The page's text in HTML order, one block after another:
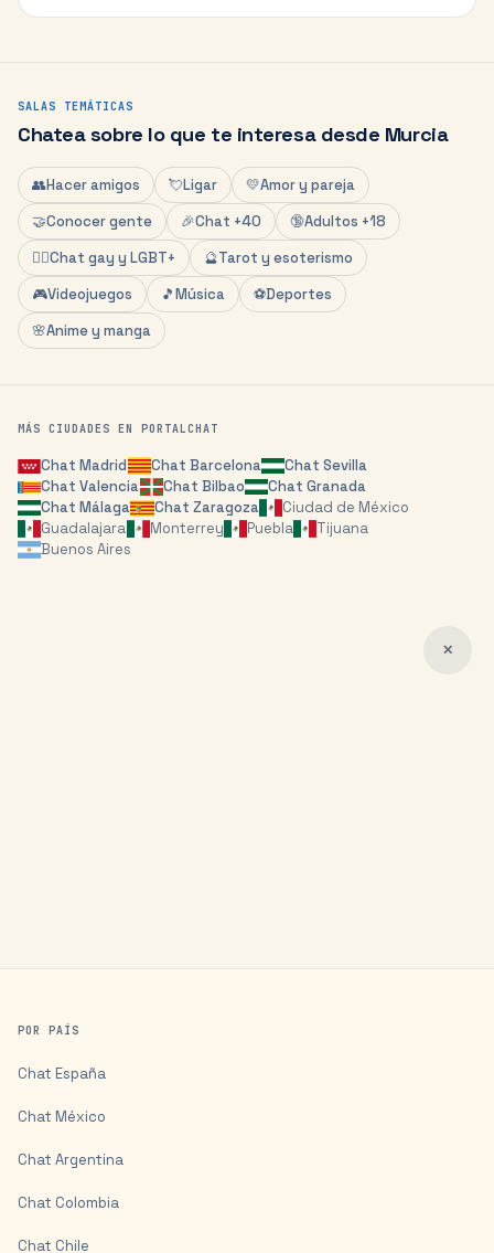
SALAS TEMÁTICAS
Chatea sobre lo que te interesa desde Murcia
👥Hacer amigos 💘Ligar 💛Amor y pareja
🤝Conocer gente 🎉Chat +40 🔞Adultos +18
🏳️‍🌈Chat gay y LGBT+ 🔮Tarot y esoterismo
🎮Videojuegos 🎵Música ⚽Deportes
🌸Anime y manga
MÁS CIUDADES EN PORTALCHAT
ChatMadrid Chat Barcelona Chat Sevilla
ChatValencia Chat Bilbao Chat Granada
ChatMálaga Chat Zaragoza
Ciudad de México
Guadalajara
Monterrey Puebla
Tijuana
Buenos Aires
✕
POR PAÍS
Chat España
Chat México
Chat Argentina
Chat Colombia
Chat Chile